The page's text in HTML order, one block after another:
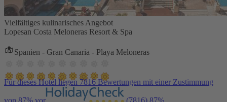
Vielfältiges kulinarisches Angebot
Lopesan Costa Meloneras Resort & Spa
Spanien - Gran Canaria - Playa Meloneras
Für dieses Hotel liegen 7816 Bewertungen mit einer Zustimmung
von 87% vor (7816) 87%